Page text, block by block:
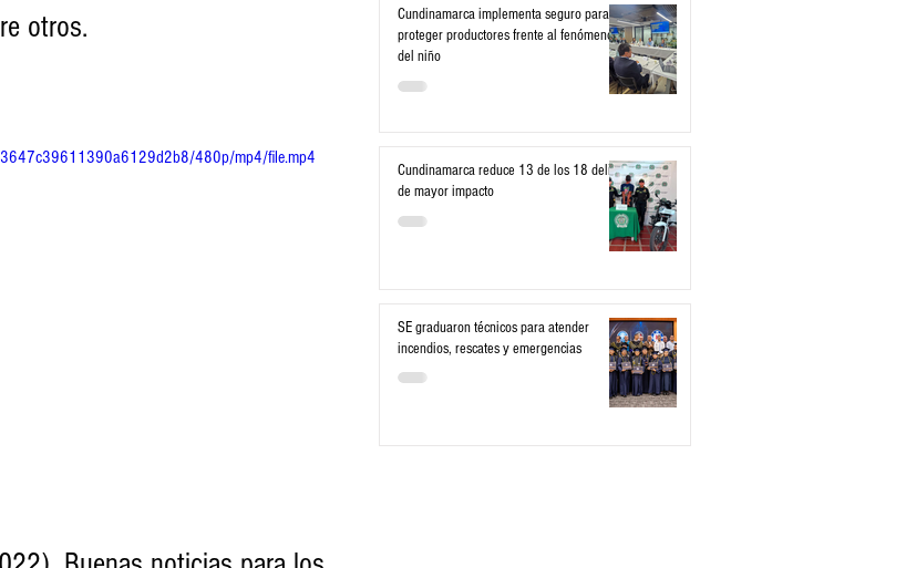
otros.
480p/mp4/file.mp4
Cundinamarca implementa seguro para
proteger productores frente al fenómeno
del niño
Cundinamarca reduce 13 de los 18 delitos
de mayor impacto
SE graduaron técnicos para atender
incendios, rescates y emergencias